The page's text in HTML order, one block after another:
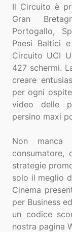
Il Circuito è
Gran
Portogallo,
Paesi Baltici
Circuito UCI
427 schermi.
creare
per ogni
video delle
persino maxi
Non manca
consumatore,
strategie
solo il meglio
Cinema
per Business
un codice